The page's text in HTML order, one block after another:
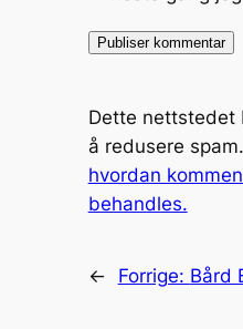
Dette nettstedet
å redusere spam.
hvordan
behandles.
← Forrige: Bård